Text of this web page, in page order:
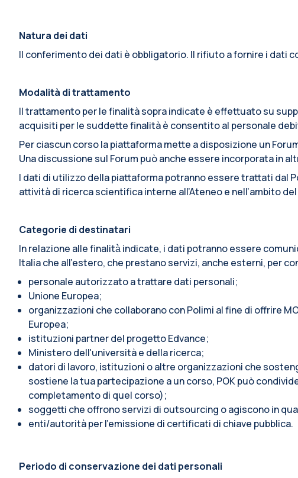
Natura dei dati
Il conferimento dei dati è obbligatorio. Il rifiuto a fornire i dati
Modalità di trattamento
Il trattamento per le finalità sopra indicate è effettuato su
acquisiti per le suddette finalità è consentito al personale
Per ciascun corso la piattaforma mette a disposizione un
Una discussione sul Forum può anche essere incorporata in
I dati di utilizzo della piattaforma potranno essere trattati dal
attività di ricerca scientifica interne all’Ateneo e nell’ambito
Categorie di destinatari
In relazione alle finalità̀ indicate, i dati potranno essere
Italia che all’estero, che prestano servizi, anche esterni, per
personale autorizzato a trattare dati personali;
Unione Europea;
organizzazioni che collaborano con Polimi al fine di offrire
Europea;
istituzioni partner del progetto Edvance;
Ministero dell'università e della ricerca;
datori di lavoro, istituzioni o altre organizzazioni che
sostiene la tua partecipazione a un corso, POK può
completamento di quel corso);
soggetti che offrono servizi di outsourcing o agiscono in
enti/autorità per l'emissione di certificati di chiave pubblica.
Periodo di conservazione dei dati personali